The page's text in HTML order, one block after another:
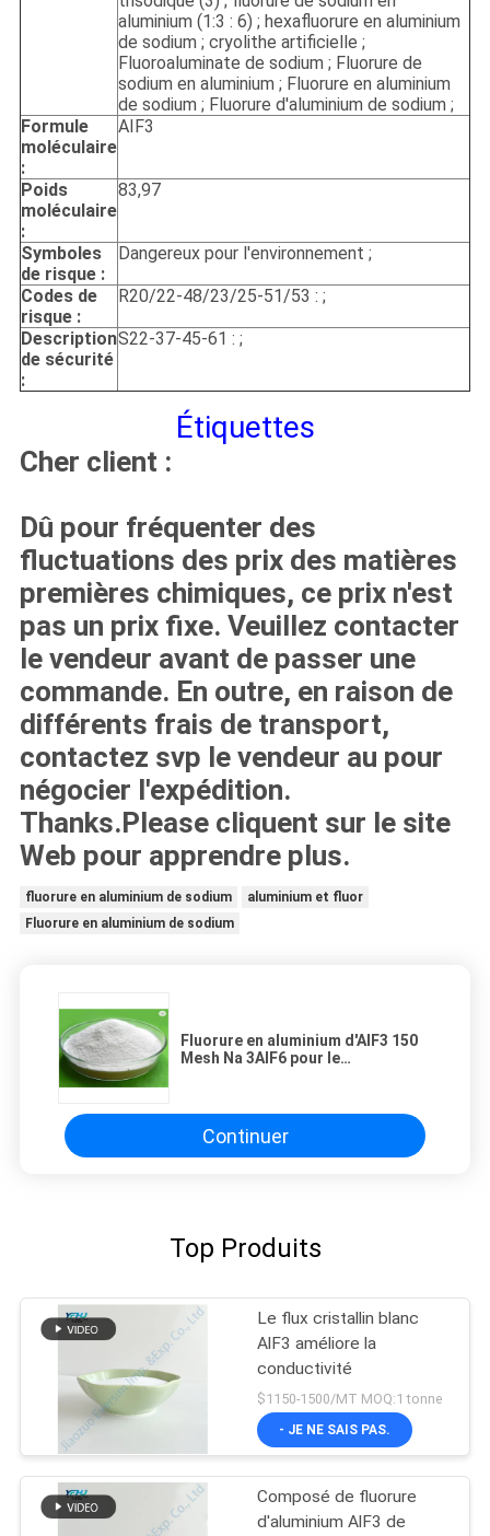
aluminium (1:3 : 6) ; hexafluorure en aluminium
de sodium ; cryolithe artificielle ;
Fluoroaluminate de sodium ; Fluorure de
sodium en aluminium ; Fluorure en aluminium
de sodium ; Fluorure d'aluminium de sodium ;
Formule
moléculaire
:
AIF3
Poids
moléculaire
:
83,97
Symboles
de risque :
Dangereux pour l'environnement ;
Codes de
risque :
R20/22-48/23/25-51/53 : ;
Description
de sécurité
:
S22-37-45-61 : ;
Étiquettes
Cher client :
Dû pour fréquenter des
fluctuations des prix des matières
premières chimiques, ce prix n'est
pas un prix fixe. Veuillez contacter
le vendeur avant de passer une
commande. En outre, en raison de
différents frais de transport,
contactez svp le vendeur au pour
négocier l'expédition.
Thanks.Please cliquent sur le site
Web pour apprendre plus.
fluorure en aluminium de sodium
aluminium et fluor
Fluorure en aluminium de sodium
Fluorure en aluminium d'AIF3 150
Mesh Na 3AlF6 pour le
Continuer
Top Produits
Le flux cristallin blanc
AlF3 améliore la
conductivité
$1150-1500/MT MOQ:1 tonne
- JE NE SAIS PAS.
Composé de fluorure
d'aluminium AlF3 de